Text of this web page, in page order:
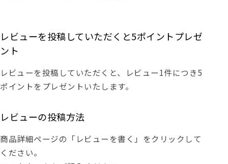
レビューを投稿していただくと5ポイントプレゼ
ント
レビューを投稿していただくと、レビュー1件につき5
ポイントをプレゼントいたします。
レビューの投稿方法
商品詳細ページの「レビューを書く」をクリックして
ください。